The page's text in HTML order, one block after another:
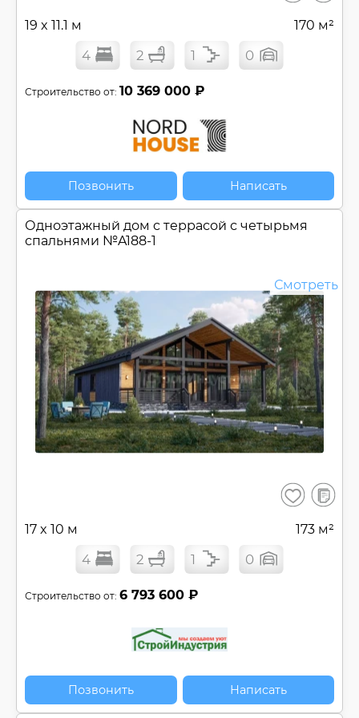
19 x 11.1 м 170 м²
4 2 1 0
Строительство от: 10 369 000 ₽
Позвонить Написать
Одноэтажный дом c террасой с четырьмя
спальнями №A188-1
Смотреть
Сохранить
В
17 x 10 м 173 м²
4 2 1 0
Строительство от: 6 793 600 ₽
Позвонить Написать